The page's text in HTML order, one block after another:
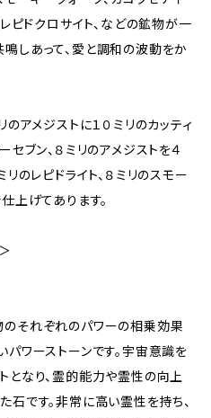
レピドクロサイト、などの鉱物が一
しあって、愛と調和の波動をか
のアメジストに１０ミリのカッティ
セブン、８ミリのアメジストを４
リのレピドライト、８ミリのスモー
上げてあります。
それぞれのパワーの相乗効果
パワーストーンです。宇宙意識を
となり、霊的能力や霊性の向上
石です。非常に高い霊性を持ち、